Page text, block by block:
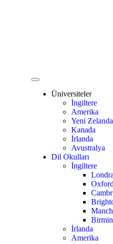
Üniversiteler
İngiltere
Amerika
Yeni Zelanda
Kanada
İrlanda
Avustralya
Dil Okulları
İngiltere
Londra
Oxford
İrlanda
Amerika